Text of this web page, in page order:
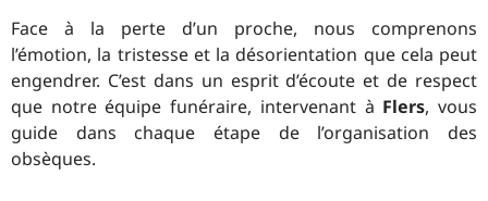
Face à la perte d’un proche, nous comprenons
l’émotion, la tristesse et la désorientation que cela peut
engendrer. C’est dans un esprit d’écoute et de respect
que notre équipe funéraire, intervenant à Flers, vous
guide dans chaque étape de l’organisation des
obsèques.